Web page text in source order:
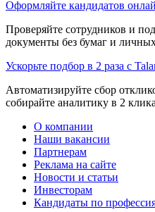
Оформляйте кандидатов
Проверяйте сотрудников и
документы без бумаг и
Ускорьте подбор в 2 раза с
Автоматизируйте сбор
собирайте аналитику в 2 клика
О компании
Наши вакансии
Партнерам
Реклама на сайте
Новости и статьи
Инвесторам
Кандидаты по